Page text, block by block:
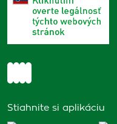
Stiahnite si aplikáciu